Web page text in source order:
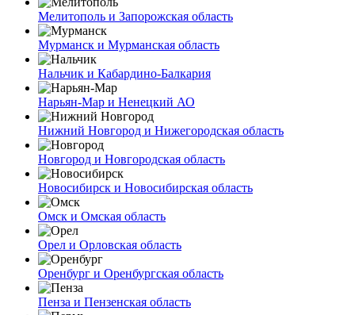
Мелитополь и Запорожская область
Мурманск и Мурманская область
Нальчик и Кабардино-Балкария
Нарьян-Мар и Ненецкий АО
Нижний Новгород и Нижегородская область
Новгород и Новгородская область
Новосибирск и Новосибирская область
Омск и Омская область
Орел и Орловская область
Оренбург и Оренбургская область
Пенза и Пензенская область